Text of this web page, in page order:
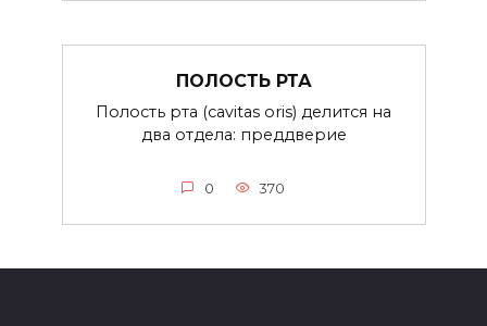
ПОЛОСТЬ РТА
Полость рта (cavitas oris) делится на
два отдела: преддверие
0 370